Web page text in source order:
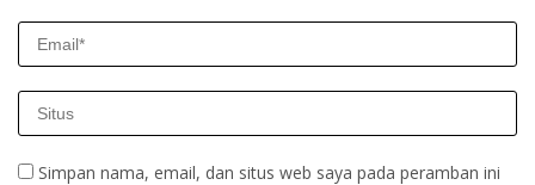
Simpan nama, email, dan situs web saya pada peramban ini